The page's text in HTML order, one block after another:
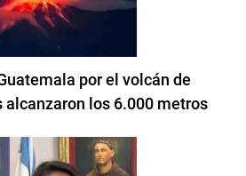
por el volcán de
alcanzaron los 6.000 metros